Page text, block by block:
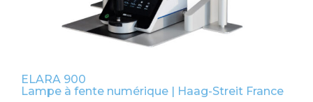
ELARA 900
Lampe à fente numérique | Haag-Streit France